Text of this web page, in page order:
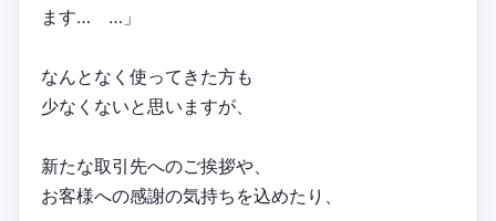
ます… …」
なんとなく使ってきた方も
少なくないと思いますが、
新たな取引先へのご挨拶や、
お客様への感謝の気持ちを込めたり、